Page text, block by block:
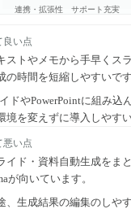
サポート充実
連携・拡張性
良い点
ストやメモから手早くス
の時間を短縮しやすいです
ドやPowerPointに組み込
境を変えずに導入しやすい
悪い点
イド・資料自動生成をま
が向いています。
、生成結果の編集のしや